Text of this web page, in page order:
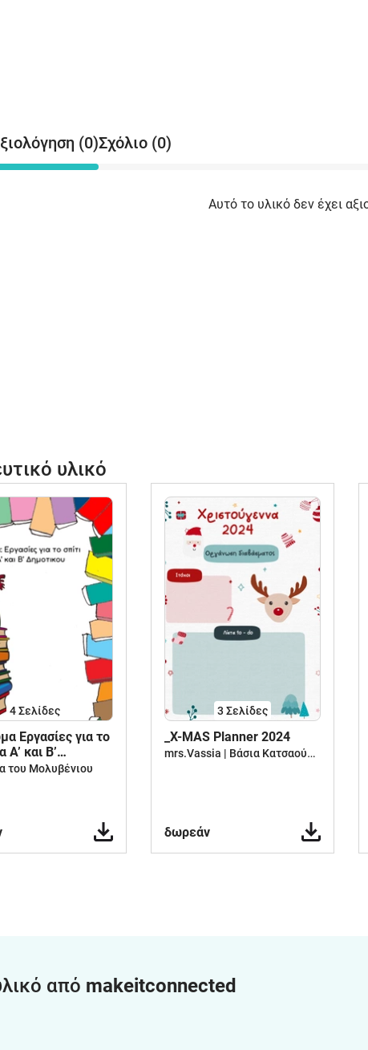
(0)Σχόλιο (0)
Αυτό το υλικό δεν έχει
υλικό
4Σελίδες
Εργασίες για το
Α’ και Β’
του Μολυβένιου
3 Σελίδες
_X-MAS Planner 2024
mrs.Vassia | Βάσια Κατσαούνου
δωρεάν
από makeitconnected